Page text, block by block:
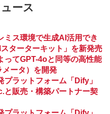
ース
ミス環境で生成AI活用でき
ターターキット」を新発売
ってGPT-4oと同等の高性能
ータ）を開発
プラットフォーム「Dify」
販売・構築パートナー契